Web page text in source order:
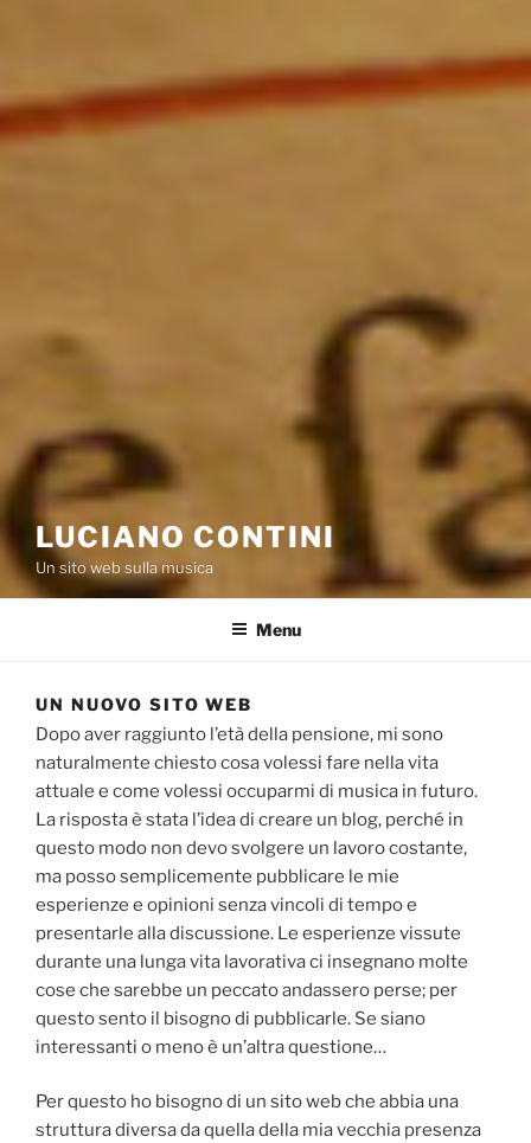
LUCIANO CONTINI
Un sito web sulla musica
Menu
UN NUOVO SITO WEB
Dopo aver raggiunto l’età della pensione, mi sono
naturalmente chiesto cosa volessi fare nella vita
attuale e come volessi occuparmi di musica in futuro.
La risposta è stata l’idea di creare un blog, perché in
questo modo non devo svolgere un lavoro costante,
ma posso semplicemente pubblicare le mie
esperienze e opinioni senza vincoli di tempo e
presentarle alla discussione. Le esperienze vissute
durante una lunga vita lavorativa ci insegnano molte
cose che sarebbe un peccato andassero perse; per
questo sento il bisogno di pubblicarle. Se siano
interessanti o meno è un’altra questione…
Per questo ho bisogno di un sito web che abbia una
struttura diversa da quella della mia vecchia presenza